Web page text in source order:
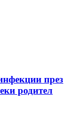
през
родител